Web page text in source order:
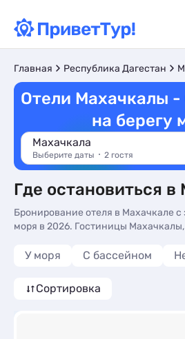
Отели Махачкалы -
на берегу
Махачкала
Выберите даты
Где остановиться в
Бронирование отеля в Махачкале с
моря в 2026. Гостиницы
номеров, отдых без посредников.
У моря С бассейном
Сортировка